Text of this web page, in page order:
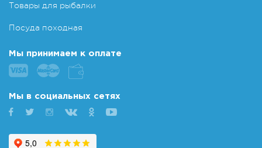
Товары для рыбалки
Посуда походная
Мы принимаем к оплате
Мы в социальных сетях